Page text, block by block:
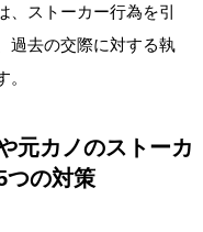
、ストーカー行為を引
過去の交際に対する執
元カノのストーカ
つの対策